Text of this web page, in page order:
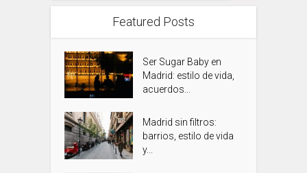
Featured Posts
Ser Sugar Baby en
Madrid: estilo de vida,
acuerdos...
Madrid sin filtros:
barrios, estilo de vida
y...